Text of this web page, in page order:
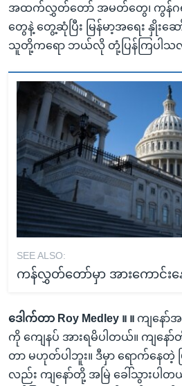
အထက်လွှတ်တော် အမတ်တွေ၊ ကွန်
တွေနဲ့ တွေ့ဆုံပြီး မြန်မာ့အရေး နှိုး
သူတို့ကရော ဘယ်လို တုံ့ပြန်ကြပါသ
SEE ALSO:
ကန်လွှတ်တော်မှာ အားကောင်းန
ဒေါက်တာ Roy Medley ။ ။ ကျနေ
ကို ကျေနပ် အားရမိပါတယ်။ ကျန
တာ မဟုတ်ပါဘူး။ ဒီမှာ ရောက်နေတဲ့
လည်း ကျနော်တို့ အမြဲ ခေါ်သွားပ